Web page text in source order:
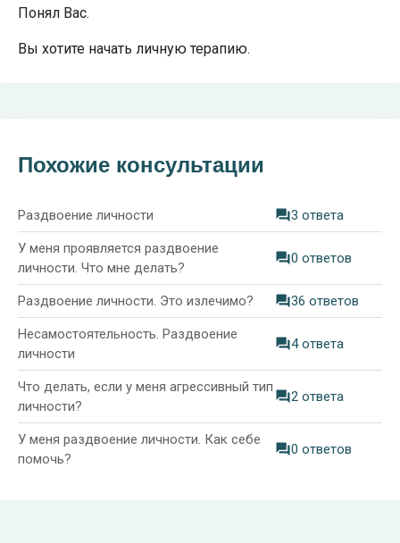
Понял Вас.
Вы хотите начать личную терапию.
Похожие консультации
Раздвоение личности 3 ответа
У меня проявляется раздвоение
личности. Что мне делать?
0 ответов
Раздвоение личности. Это излечимо? 36 ответов
Несамостоятельность. Раздвоение
личности
4 ответа
Что делать, если у меня агрессивный тип
личности?
2 ответа
У меня раздвоение личности. Как себе
помочь?
0 ответов